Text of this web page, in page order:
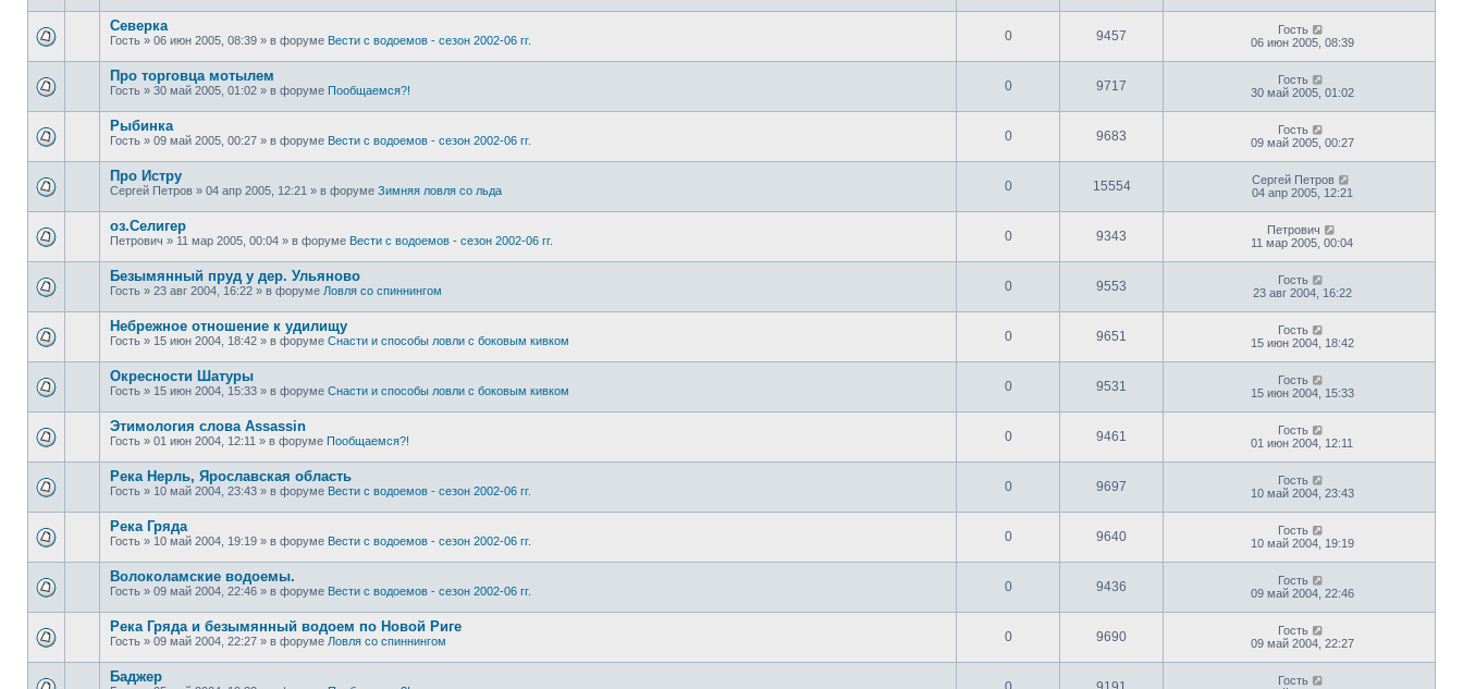
Cеверка
Гость » 06 июн 2005, 08:39 » в форуме Вести с водоемов - сезон 2002-06 гг. 0 9457
Гость
06 июн 2005, 08:39
Про торговца мотылем
Гость » 30 май 2005, 01:02 » в форуме Пообщаемся?! 0 9717
Гость
30 май 2005, 01:02
Рыбинка
Гость » 09 май 2005, 00:27 » в форуме Вести с водоемов - сезон 2002-06 гг. 0 9683
Гость
09 май 2005, 00:27
Про Истру
Сергей Петров » 04 апр 2005, 12:21 » в форуме Зимняя ловля со льда 0 15554
Сергей Петров
04 апр 2005, 12:21
оз.Селигер
Петрович » 11 мар 2005, 00:04 » в форуме Вести с водоемов - сезон 2002-06 гг. 0 9343
Петрович
11 мар 2005, 00:04
Безымянный пруд у дер. Ульяново
Гость » 23 авг 2004, 16:22 » в форуме Ловля со спиннингом 0 9553
Гость
23 авг 2004, 16:22
Небрежное отношение к удилищу
Гость » 15 июн 2004, 18:42 » в форуме Снасти и способы ловли с боковым кивком 0 9651
Гость
15 июн 2004, 18:42
Окресности Шатуры
Гость » 15 июн 2004, 15:33 » в форуме Снасти и способы ловли с боковым кивком 0 9531
Гость
15 июн 2004, 15:33
Этимология слова Assassin
Гость » 01 июн 2004, 12:11 » в форуме Пообщаемся?! 0 9461
Гость
01 июн 2004, 12:11
Река Нерль, Ярославская область
Гость » 10 май 2004, 23:43 » в форуме Вести с водоемов - сезон 2002-06 гг. 0 9697
Гость
10 май 2004, 23:43
Река Гряда
Гость » 10 май 2004, 19:19 » в форуме Вести с водоемов - сезон 2002-06 гг. 0 9640
Гость
10 май 2004, 19:19
Волоколамские водоемы.
Гость » 09 май 2004, 22:46 » в форуме Вести с водоемов - сезон 2002-06 гг. 0 9436
Гость
09 май 2004, 22:46
Река Гряда и безымянный водоем по Новой Риге
Гость » 09 май 2004, 22:27 » в форуме Ловля со спиннингом 0 9690
Гость
09 май 2004, 22:27
Баджер
Гость